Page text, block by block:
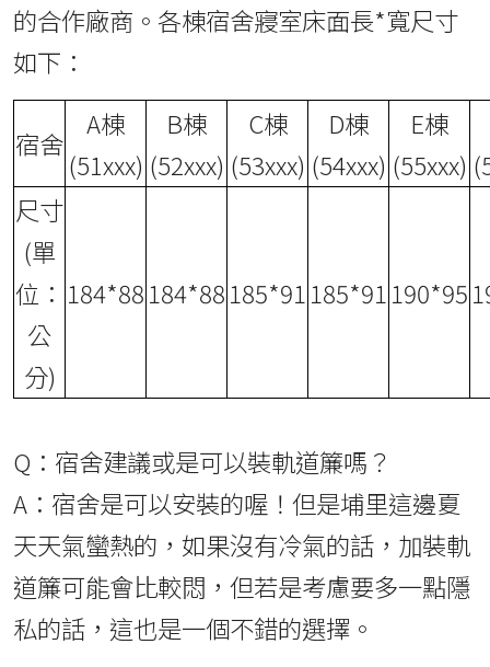
的合作廠商。各棟宿舍寢室床面長*寬尺寸
如下：
宿舍
A棟
(51xxx)
B棟
(52xxx)
C棟
(53xxx)
D棟
(54xxx)
E棟
(55xxx)
尺寸
(單
位：
公
分)
184*88184*88185*91 185*91 190*95
Q：宿舍建議或是可以裝軌道簾嗎？
A：宿舍是可以安裝的喔！但是埔里這邊夏
天天氣蠻熱的，如果沒有冷氣的話，加裝軌
道簾可能會比較悶，但若是考慮要多一點隱
私的話，這也是一個不錯的選擇。